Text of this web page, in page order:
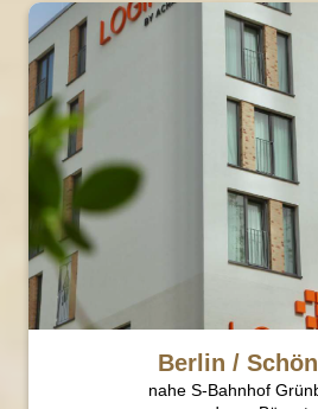
Berlin /
nahe S-Bahnhof